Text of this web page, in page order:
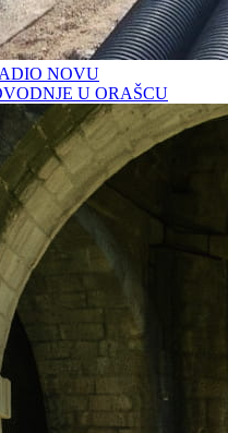
NOVU
U ORAŠCU